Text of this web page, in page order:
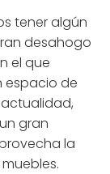
tener algún
desahogo
el que
espacio de
gran
la